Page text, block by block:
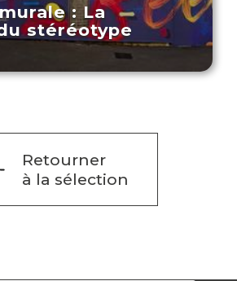
: La
stéréotype
Retourner
à la sélection